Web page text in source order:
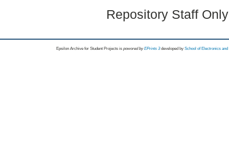
Repository Staff
Epsilon Archive for Student Projects is powored byEPrints 3 developed by School of Electronics